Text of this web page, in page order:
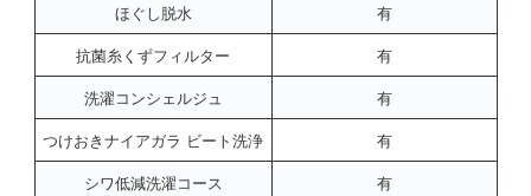
ほぐし脱水
有
抗菌糸くずフィルター
有
洗濯コンシェルジュ
有
つけおきナイアガラ ビート洗浄
有
シワ低減洗濯コース
有